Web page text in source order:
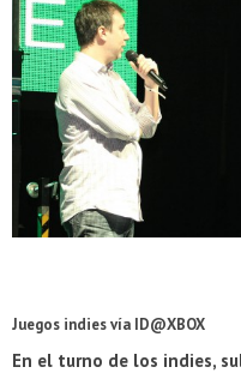
Juegos indies vía ID@XBOX
En el turno de los indies,